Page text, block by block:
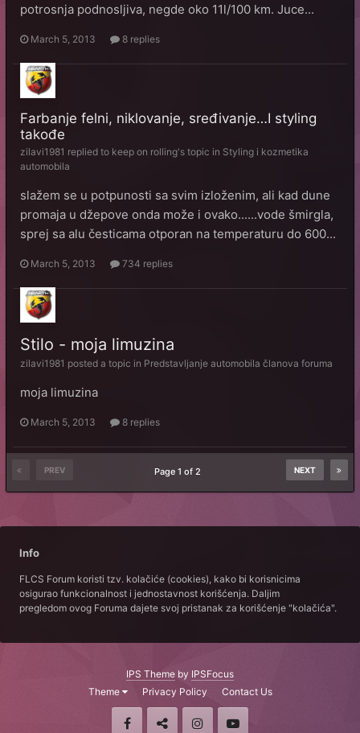
potrosnja podnosljiva, negde oko 11l/100 km. Juce...
March 5, 2013 8 replies
Farbanje felni, niklovanje, sređivanje…I styling
takođe
zilavi1981 replied to keep on rolling's topic in Styling i kozmetika
automobila
slažem se u potpunosti sa svim izloženim, ali kad dune
promaja u džepove onda može i ovako......vode šmirgla,
sprej sa alu česticama otporan na temperaturu do 600...
March 5, 2013 734 replies
Stilo - moja limuzina
zilavi1981 posted a topic in Predstavljanje automobila članova foruma
moja limuzina
March 5, 2013 8 replies
PREV NEXT
Page 1 of 2
Info
FLCS Forum koristi tzv. kolačiće (cookies), kako bi korisnicima
osigurao funkcionalnost i jednostavnost korišćenja. Daljim
pregledom ovog Foruma dajete svoj pristanak za korišćenje "kolačića".
IPS Theme by IPSFocus
Theme
Privacy Policy Contact Us